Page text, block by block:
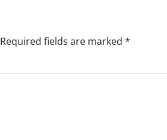
Required fields are marked *